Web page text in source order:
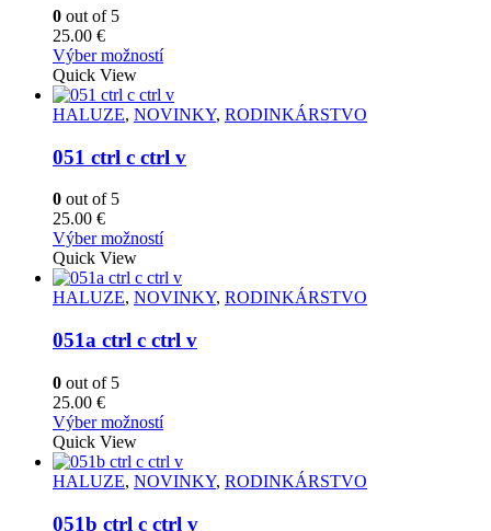
na
stránke
produktu.
0 out of 5
25.00 €
Výber možnostíTento
má
viacero
Možnosti
si
na
stránke
produktu.
Quick View
HALUZE, NOVINKY, RODINKÁRSTVO
051 ctrl c ctrl v
0 out of 5
25.00 €
Výber možnostíTento
má
viacero
Možnosti
si
na
stránke
produktu.
Quick View
HALUZE, NOVINKY, RODINKÁRSTVO
051a ctrl c ctrl v
0 out of 5
25.00 €
Výber možnostíTento
má
viacero
Možnosti
Quick View
HALUZE, NOVINKY, RODINKÁRSTVO
051b ctrl c ctrl v